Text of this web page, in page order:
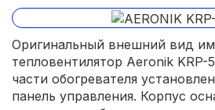
Оригинальный внешний вид
тепловентилятор Aeronik KRP-
части обогревателя
панель управления. Корпус